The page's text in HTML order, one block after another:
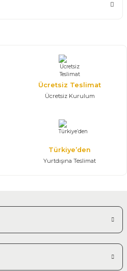
Ücretsiz Teslimat
Ücretsiz Kurulum
Türkiye’den
Yurtdışına Teslimat